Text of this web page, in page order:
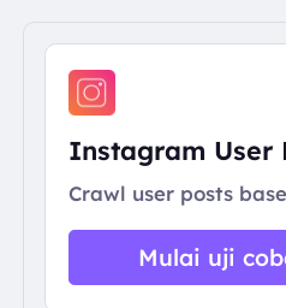
Instagram User
Crawl user posts
Mulai uji